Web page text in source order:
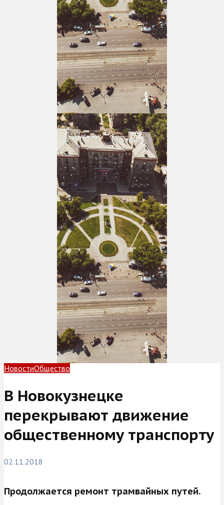
НовостиОбщество
В Новокузнецке
перекрывают движение
общественному транспорту
02.11.2018
Продолжается ремонт трамвайных путей.